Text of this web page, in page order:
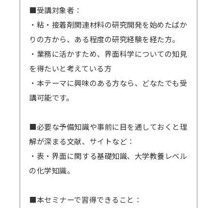
が早まる可能性もございます。その場合でも終
了日は変わりません。上記例の2/6開催セミナ
ーの場合、2/8から開始となっても2/17まで視
聴可能です。
GWや年末年始・お盆期間などを挟む場合、
それに応じて弊社の標準配信期間設定を延長し
ます。
万一、見逃し視聴の提供ができなくなった
場合、（見逃し視聴あり）の方の受講料は（見
逃し視聴なし）の受講料に準じますので、ご了
承ください。
■受講対象者：
・粘・接着剤関連材料の研究開発を始めたばか
りの方から、ある程度の研究経験を経た方。
・業務に活かすため、界面科学についての知見
を得たいと考えている方
・本テーマに興味のある方なら、どなたでも受
講可能です。
■必要な予備知識や事前に目を通しておくと理
解が深まる文献、サイトなど：
・表・界面に関する基礎知識、大学教養レベル
の化学知識。
■本セミナーで習得できること：